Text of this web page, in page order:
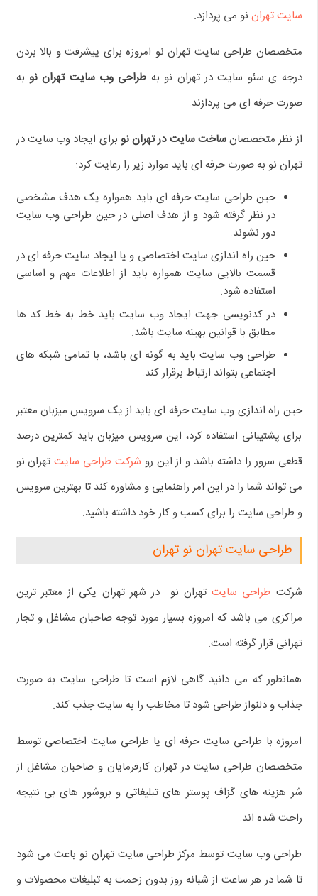
سایت تهران نو می پردازد.
متخصصان طراحی سایت تهران نو امروزه برای پیشرفت و بالا بردن
درجه ی سئو سایت در تهران نو به طراحی وب سایت تهران نو به
صورت حرفه ای می پردازند.
از نظر متخصصانساخت سایت در تهران نو برای ایجاد وب سایت در
تهران نو به صورت حرفه ای باید موارد زیر را رعایت کرد:
حین طراحی سایت حرفه ای باید همواره یک هدف مشخصی
در نظر گرفته شود و از هدف اصلی در حین طراحی وب سایت
دور نشوند.
حین راه اندازی سایت اختصاصی و یا ایجاد سایت حرفه ای در
قسمت بالایی سایت همواره باید از اطلاعات مهم و اساسی
استفاده شود.
در کدنویسی جهت ایجاد وب سایت باید خط به خط کد ها
مطابق با قوانین بهینه سایت باشد.
طراحی وب سایت باید به گونه ای باشد، با تمامی شبکه های
اجتماعی بتواند ارتباط برقرار کند.
حین راه اندازی وب سایت حرفه ای باید از یک سرویس میزبان معتبر
برای پشتیبانی استفاده کرد، این سرویس میزبان باید کمترین درصد
قطعی سرور را داشته باشد و از این رو شرکت طراحی سایتتهران نو
می تواند شما را در این امر راهنمایی و مشاوره کند تا بهترین سرویس
و طراحی سایت را برای کسب و کار خود داشته باشید.
طراحی سایت تهران نو تهران
شرکت طراحی سایت تهران نو در شهر تهران یکی از معتبر ترین
مراکزی می باشد که امروزه بسیار مورد توجه صاحبان مشاغل و تجار
تهرانی قرار گرفته است.
همانطور که می دانید گاهی لازم است تا طراحی سایت به صورت
جذاب و دلنواز طراحی شود تا مخاطب را به سایت جذب کند.
امروزه با طراحی سایت حرفه ای یا طراحی سایت اختصاصی توسط
متخصصان طراحی سایت در تهران کارفرمایان و صاحبان مشاغل از
شر هزینه های گزاف پوستر های تبلیغاتی و بروشور های بی نتیجه
راحت شده اند.
طراحی وب سایت توسط مرکز طراحی سایت تهران نو باعث می شود
تا شما در هر ساعت از شبانه روز بدون زحمت به تبلیغات محصولات و